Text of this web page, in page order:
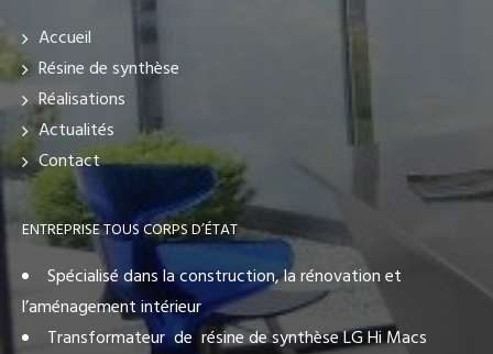
Accueil
Résine de synthèse
Réalisations
Actualités
Contact
ENTREPRISE TOUS CORPS D’ÉTAT
Spécialisé dans la construction, la rénovation et
l’aménagement intérieur
Transformateur de résine de synthèse LG Hi Macs